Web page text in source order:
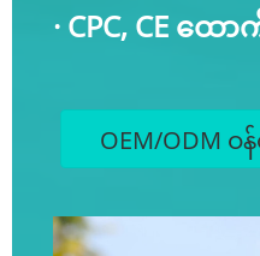
· CPC, CE ထေ
OEM/ODM